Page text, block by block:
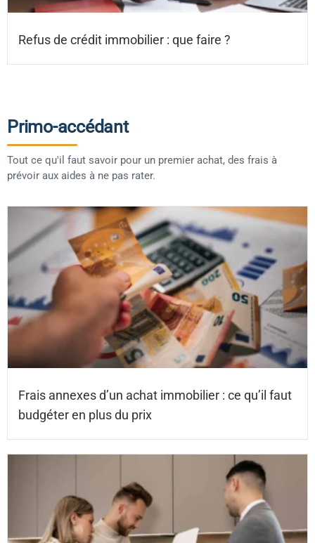
Refus de crédit immobilier : que faire ?
Primo-accédant
Tout ce qu'il faut savoir pour un premier achat, des frais à
prévoir aux aides à ne pas rater.
Frais annexes d’un achat immobilier : ce qu’il faut
budgéter en plus du prix